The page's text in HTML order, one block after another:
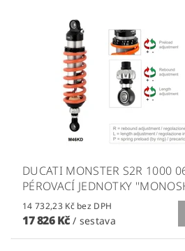
DUCATI MONSTER S2R 1000
PÉROVACÍ JEDNOTKY
14 732,23 Kč bez DPH
17 826 Kč/ sestava